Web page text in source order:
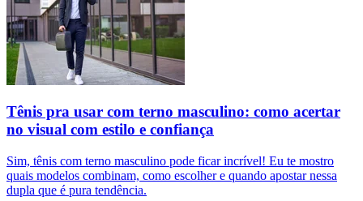
Tênis pra usar com terno masculino: como acertar
no visual com estilo e confiança
Sim, tênis com terno masculino pode ficar incrível! Eu te mostro
quais modelos combinam, como escolher e quando apostar nessa
dupla que é pura tendência.